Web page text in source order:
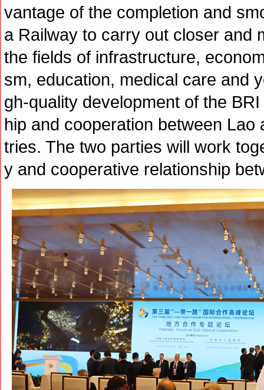
vantage of the completion and
a Railway to carry out closer and
the fields of infrastructure,
sm, education, medical care and
gh-quality development of the
hip and cooperation between
tries. The two parties will work
y and cooperative relationship